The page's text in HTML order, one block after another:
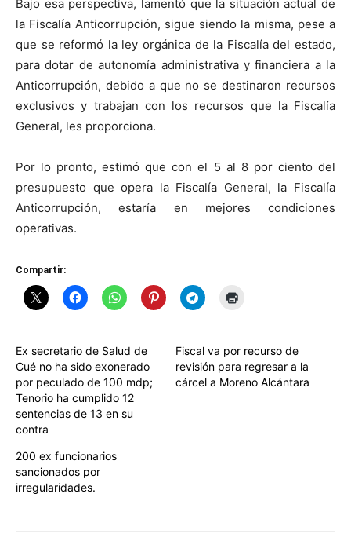
Bajo esa perspectiva, lamentó que la situación actual de
la Fiscalía Anticorrupción, sigue siendo la misma, pese a
que se reformó la ley orgánica de la Fiscalía del estado,
para dotar de autonomía administrativa y financiera a la
Anticorrupción, debido a que no se destinaron recursos
exclusivos y trabajan con los recursos que la Fiscalía
General, les proporciona.
Por lo pronto, estimó que con el 5 al 8 por ciento del
presupuesto que opera la Fiscalía General, la Fiscalía
Anticorrupción, estaría en mejores condiciones
operativas.
Compartir:
Ex secretario de Salud de
Cué no ha sido exonerado
por peculado de 100 mdp;
Tenorio ha cumplido 12
sentencias de 13 en su
contra
Fiscal va por recurso de
revisión para regresar a la
cárcel a Moreno Alcántara
200 ex funcionarios
sancionados por
irregularidades.